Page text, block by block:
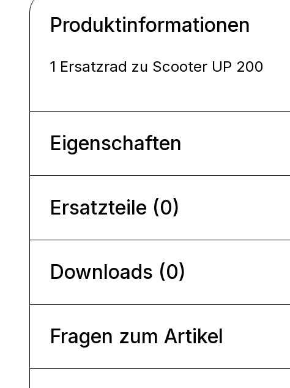
Produktinformationen
1 Ersatzrad zu Scooter UP 200
Eigenschaften
Ersatzteile (0)
Downloads (0)
Fragen zum Artikel